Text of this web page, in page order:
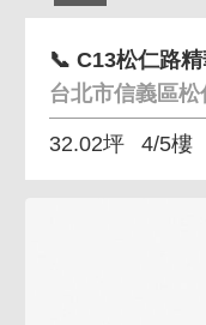
台北市信義區松
32.02坪 4/5樓